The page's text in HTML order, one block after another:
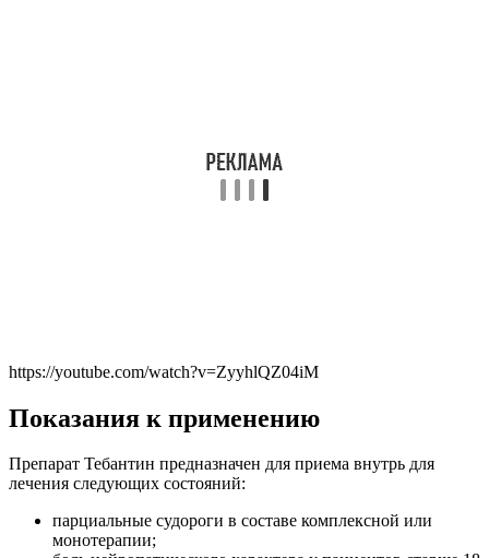
https://youtube.com/watch?v=ZyyhlQZ04iM
Показания к применению
Препарат Тебантин предназначен для приема внутрь для
лечения следующих состояний:
парциальные судороги в составе комплексной или
монотерапии;